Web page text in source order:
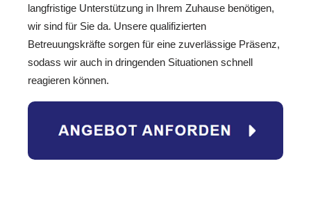
langfristige Unterstützung in Ihrem Zuhause benötigen,
wir sind für Sie da. Unsere qualifizierten
Betreuungskräfte sorgen für eine zuverlässige Präsenz,
sodass wir auch in dringenden Situationen schnell
reagieren können.